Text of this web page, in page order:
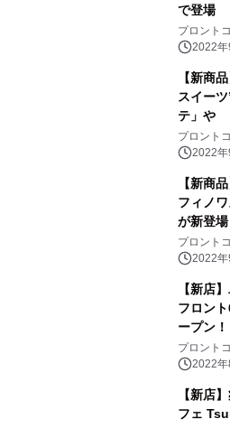
で登場
プロント
2022
【新商
スイー
テ」や
プロント
2022
【新商
フィノ
が新登場
プロント
2022
【新店
フロン
ープン！
プロント
2022
【新店
フェ